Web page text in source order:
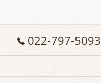
022-797-5093